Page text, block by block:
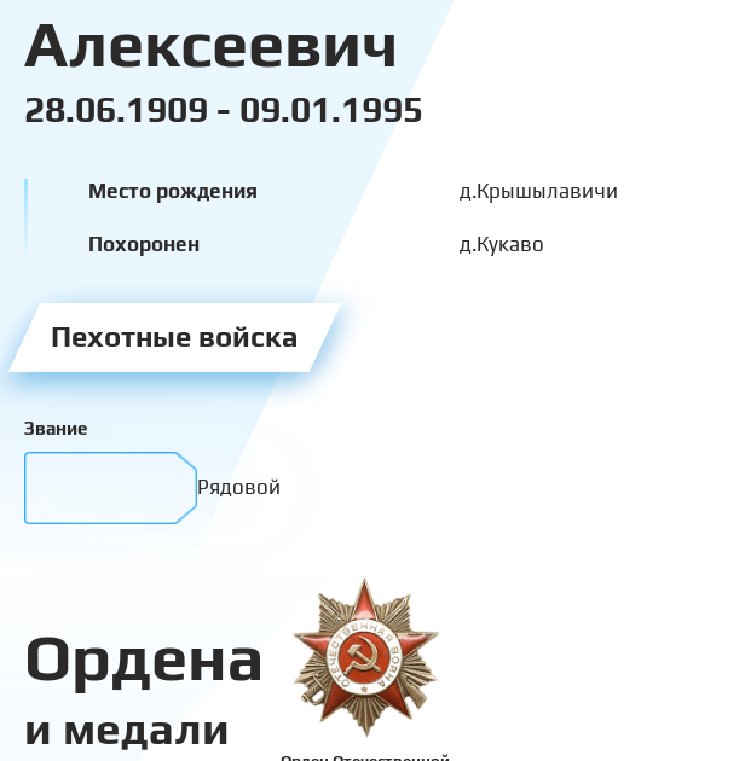
Алексеевич
28.06.1909 - 09.01.1995
Место рождения д.Крышылавичи
Похоронен д.Кукаво
Пехотные войска
Звание
Рядовой
Ордена
и медали